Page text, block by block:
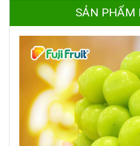
SẢN PHẨM